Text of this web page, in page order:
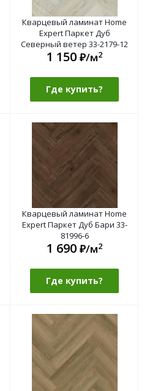
Кварцевый ламинат Home
Expert Паркет Дуб
Северный ветер 33-2179-12
1 150 ₽/м2
Где купить?
Кварцевый ламинат Home
Expert Паркет Дуб Бари 33-
81996-6
1 690 ₽/м2
Где купить?